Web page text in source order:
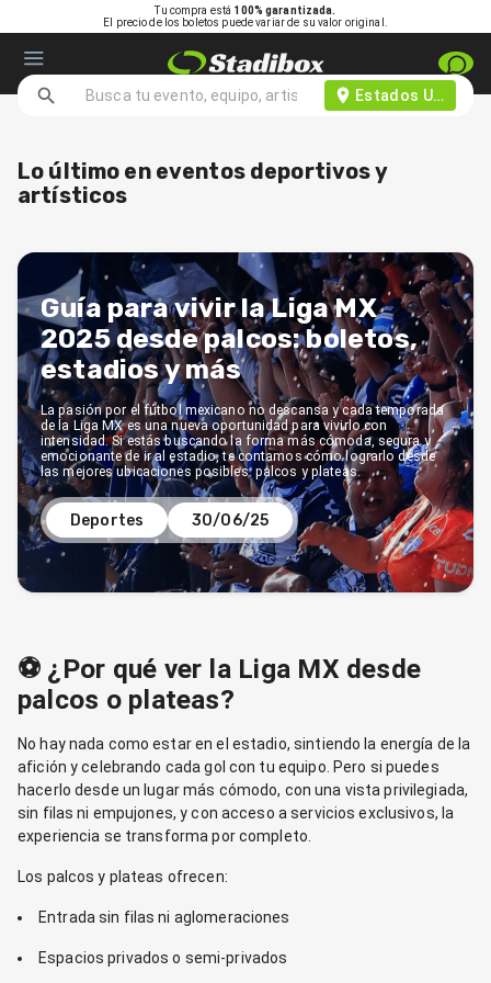
Tu compra está 100% garantizada.
El precio de los boletos puede variar de su valor original.
Estados Unidos
Lo último en eventos deportivos y
artísticos
Guía para vivir la Liga MX
2025 desde palcos: boletos,
estadios y más
Deportes 30/06/25
La pasión por el fútbol mexicano no descansa y cada temporada
de la Liga MX es una nueva oportunidad para vivirlo con
intensidad. Si estás buscando la forma más cómoda, segura y
emocionante de ir al estadio, te contamos cómo lograrlo desde
las mejores ubicaciones posibles: palcos y plateas.
⚽ ¿Por qué ver la Liga MX desde
palcos o plateas?
No hay nada como estar en el estadio, sintiendo la energía de la
afición y celebrando cada gol con tu equipo. Pero si puedes
hacerlo desde un lugar más cómodo, con una vista privilegiada,
sin filas ni empujones, y con acceso a servicios exclusivos, la
experiencia se transforma por completo.
Los palcos y plateas ofrecen:
Entrada sin filas ni aglomeraciones
Espacios privados o semi-privados